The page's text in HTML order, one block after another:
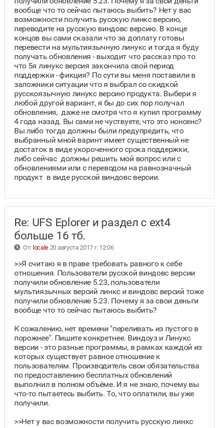
вообще что то сейчас пытаюсь выбить? Нет у вас
возможности получить русскую линкс версию,
переводите на русскую виндовс версию. В конце
концов вы сами сказали что за доплату готовы
перевести на мультиязычную линукс и тогда я буду
получать обновления - выходит что рассказ про то
что 5я линукс версия закончила свой период
поддержки - фикция? По сути вы меня поставили в
заложники ситуации что я выбрал со скидкой
русскоязычную линукс версию продукта. Выбери я
любой другой вариант, я бы до сих пор получал
обновления, даже не смотря что я купил программу
4 года назад. Вы сами не чуствуете, что это нонсенс?
Вы либо тогда должны были предупредить, что
выбранный мной варинт имеет существенный не
достаток в виде укороченного срока поддержки,
либо сейчас должны решить мой вопрос или с
обновлениями или с переводом на равнозначный
продукт в виде русской виндовс версии.
Re: UFS Eplorer и раздел с ext4
больше 16 тб.
От: locale 20 августа 2017 г. 12:06
>>Я считаю я в праве требовать равного к себе
отношения. Пользователи русской виндовс версии
получили обновление 5.23, пользователи
мультиязычных версий линкс и виндовс версий тоже
получили обновление 5.23. Почему я за свои деньги
вообще что то сейчас пытаюсь выбить?
К сожалению, нет времени "переливать из пустого в
порожнее". Пишите конкретнее. Виндоуз и Линукс
версии - это разные программы, в рамках каждой из
которых существует равное отношение к
пользователям. Производитель свои обязательства
по предоставлению бесплатных обновлений
выполнил в полном объёме. И я не знаю, почему вы
что-то пытаетесь выбить. То, что оплатили, вы уже
получили.
>>Нет у вас возможности получить русскую линкс